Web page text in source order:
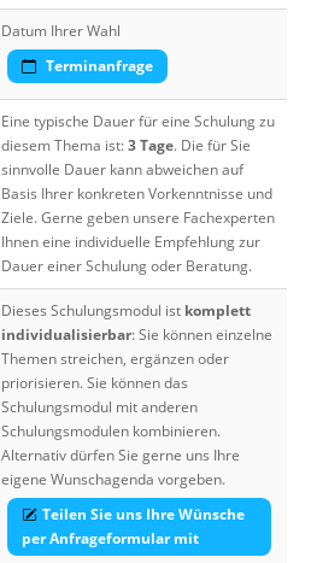
Datum Ihrer Wahl
Terminanfrage
Eine typische Dauer für eine Schulung zu
diesem Thema ist:3 Tage. Die für Sie
sinnvolle Dauer kann abweichen auf
Basis Ihrer konkreten Vorkenntnisse und
Ziele. Gerne geben unsere Fachexperten
Ihnen eine individuelle Empfehlung zur
Dauer einer Schulung oder Beratung.
Dieses Schulungsmodul ist komplett
individualisierbar: Sie können einzelne
Themen streichen, ergänzen oder
priorisieren. Sie können das
Schulungsmodul mit anderen
Schulungsmodulen kombinieren.
Alternativ dürfen Sie gerne uns Ihre
eigene Wunschagenda vorgeben.
Teilen Sie uns Ihre Wünsche
per Anfrageformular mit